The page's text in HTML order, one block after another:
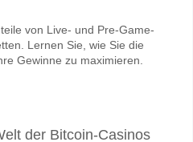
von Live- und Pre-Game-
Lernen Sie, wie Sie die
Gewinne zu maximieren.
der Bitcoin-Casinos